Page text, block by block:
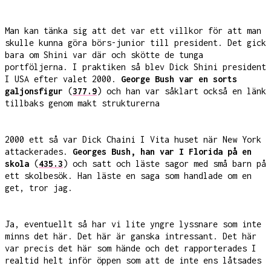
Man kan tänka sig att det var ett villkor för att man
skulle kunna göra börs-junior till president. Det gick
bara om Shini var där och skötte de tunga
portföljerna. I praktiken så blev Dick Shini president
I USA efter valet 2000. George Bush var en sorts
galjonsfigur (377.9) och han var såklart också en länk
tillbaks genom makt strukturerna
2000 ett så var Dick Chaini I Vita huset när New York
attackerades. Georges Bush, han var I Florida på en
skola (435.3) och satt och läste sagor med små barn på
ett skolbesök. Han läste en saga som handlade om en
get, tror jag.
Ja, eventuellt så har vi lite yngre lyssnare som inte
minns det här. Det här är ganska intressant. Det här
var precis det här som hände och det rapporterades I
realtid helt inför öppen som att de inte ens låtsades